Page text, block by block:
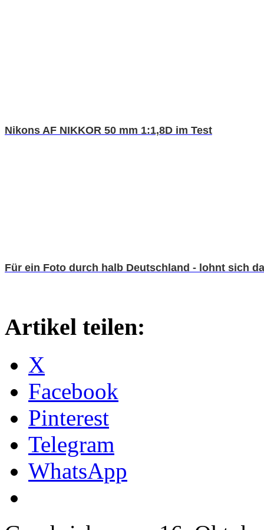
Nikons AF NIKKOR 50 mm 1:1,8D im Test
Für ein Foto durch halb Deutschland - lohnt sich
Artikel teilen:
X
Facebook
Pinterest
Telegram
WhatsApp